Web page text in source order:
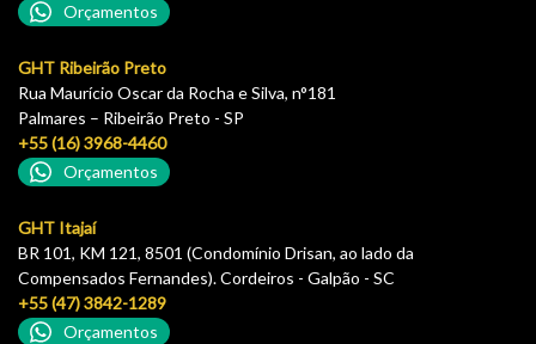
Orçamentos
GHT Ribeirão Preto
Rua Maurício Oscar da Rocha e Silva, n°181
Palmares – Ribeirão Preto - SP
+55 (16) 3968-4460
Orçamentos
GHT Itajaí
BR 101, KM 121, 8501 (Condomínio Drisan, ao lado da
Compensados Fernandes). Cordeiros - Galpão - SC
+55 (47) 3842-1289
Orçamentos